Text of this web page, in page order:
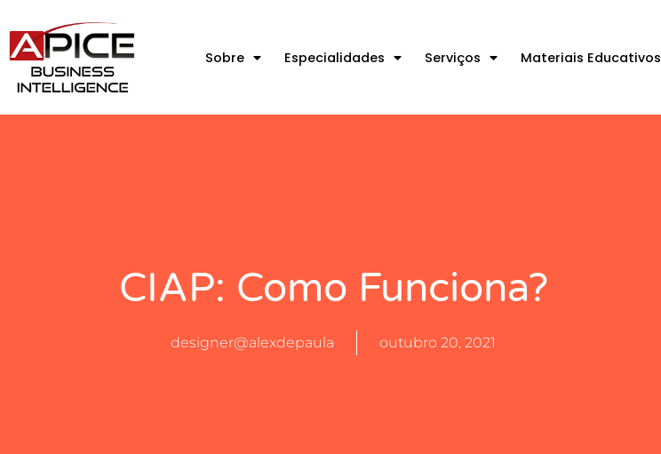
Sobre Especialidades Serviços Materiais Educativos
CIAP: Como Funciona?
designer@alexdepaula outubro 20, 2021